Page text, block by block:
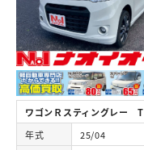
ワゴンＲスティングレー T
年式
25/04